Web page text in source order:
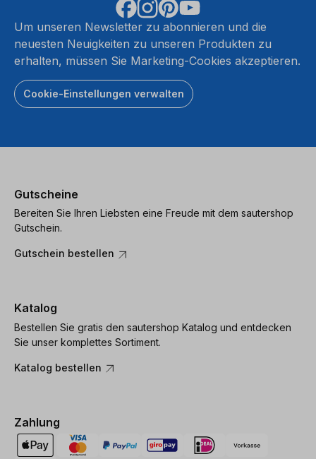
Um unseren Newsletter zu abonnieren und die
neuesten Neuigkeiten zu unseren Produkten zu
erhalten, müssen Sie Marketing-Cookies akzeptieren.
Cookie-Einstellungen verwalten
Gutscheine
Bereiten Sie Ihren Liebsten eine Freude mit dem sautershop
Gutschein.
Gutschein bestellen
Katalog
Bestellen Sie gratis den sautershop Katalog und entdecken
Sie unser komplettes Sortiment.
Katalog bestellen
Zahlung